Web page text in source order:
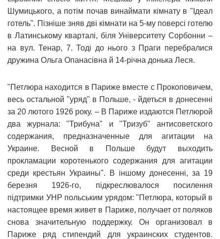
Шумицького, а потім почав винаймати кімнату в "Ідеал
готель". Пізніше зняв дві кімнати на 5-му поверсі готелю
в Латинському кварталі, біля Університету Сорбонни –
на вул. Тенар, 7. Тоді до нього з Праги перебралися
дружина Ольга Опанасівна й 14-річна донька Леся.
"Петлюра находится в Париже вместе с Прокоповичем,
весь остальной "уряд" в Польше, - йдеться в донесенні
за 20 лютого 1926 року. – В Париже издаются Петлюрой
два журнала: "Трибуна" и "Тризуб" антисоветского
содержания, предназначенные для агитации на
Украине. Весной в Польше будут выходить
прокламации коротенького содержания для агитации
среди крестьян Украины". В іншому донесенні, за 19
березня 1926-го, підкреслювалося посилення
підтримки УНР польським урядом: "Петлюра, который в
настоящее время живет в Париже, получает от поляков
снова значительную поддержку. Он организовал в
Париже ряд стипендий для украинских студентов.